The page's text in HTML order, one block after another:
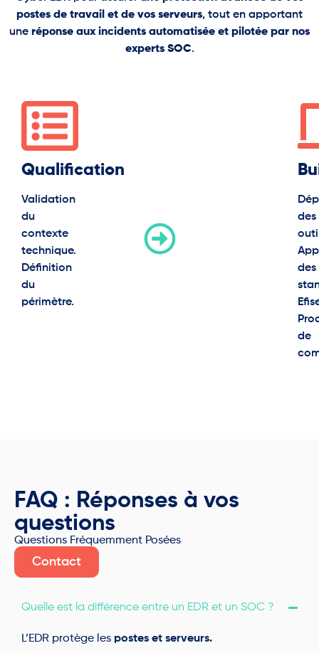
postes de travail et de vos serveurs, tout en apportant
une réponse aux incidents automatisée et pilotée par nos
experts SOC.
Qualification​
Validation
du
contexte
technique.
Définition
du
périmètre.
des
des
de
FAQ : Réponses à vos
questions
Questions Fréquemment Posées
Contact
Quelle est la différence entre un EDR et un SOC ?
L’EDR protège les postes et serveurs.